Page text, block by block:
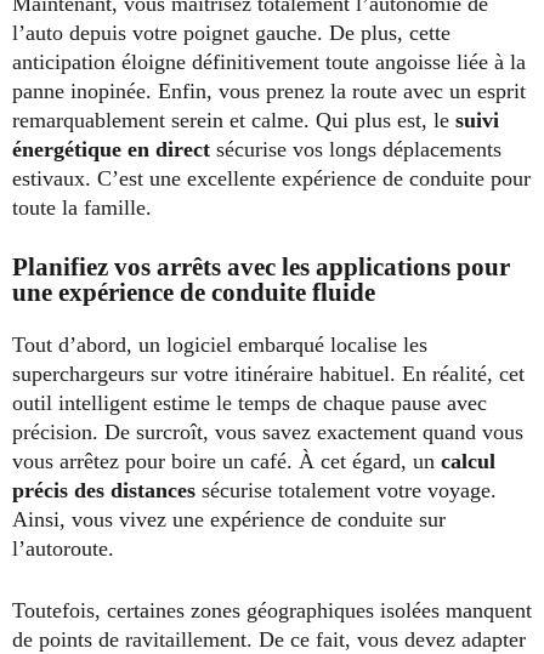
l’auto depuis votre poignet gauche. De plus, cette
anticipation éloigne définitivement toute angoisse liée à la
panne inopinée. Enfin, vous prenez la route avec un esprit
remarquablement serein et calme. Qui plus est, le suivi
énergétique en direct sécurise vos longs déplacements
estivaux. C’est une excellente expérience de conduite pour
toute la famille.
Planifiez vos arrêts avec les applications pour
une expérience de conduite fluide
Tout d’abord, un logiciel embarqué localise les
superchargeurs sur votre itinéraire habituel. En réalité, cet
outil intelligent estime le temps de chaque pause avec
précision. De surcroît, vous savez exactement quand vous
vous arrêtez pour boire un café. À cet égard, un calcul
précis des distances sécurise totalement votre voyage.
Ainsi, vous vivez une expérience de conduite sur
l’autoroute.
Toutefois, certaines zones géographiques isolées manquent
de points de ravitaillement. De ce fait, vous devez adapter